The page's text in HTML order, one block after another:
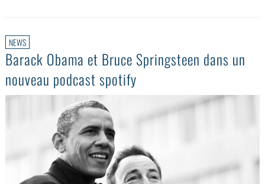
NEWS
Barack Obama et Bruce Springsteen dans un
nouveau podcast spotify